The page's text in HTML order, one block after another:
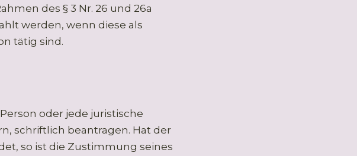
des § 3 Nr. 26 und 26a
werden, wenn diese als
tätig sind.
oder jede juristische
schriftlich beantragen. Hat der
so ist die Zustimmung seines